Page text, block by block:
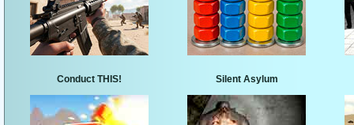
Conduct THIS! Silent Asylum